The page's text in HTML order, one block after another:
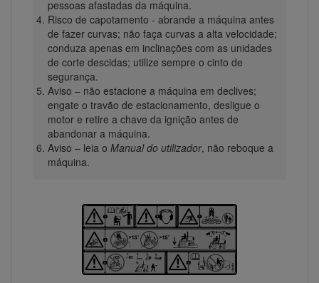
pessoas afastadas da máquina.
Risco de capotamento - abrande a máquina antes
de fazer curvas; não faça curvas a alta velocidade;
conduza apenas em inclinações com as unidades
de corte descidas; utilize sempre o cinto de
segurança.
Aviso – não estacione a máquina em declives;
engate o travão de estacionamento, desligue o
motor e retire a chave da ignição antes de
abandonar a máquina.
Aviso – leia o Manual do utilizador, não reboque a
máquina.